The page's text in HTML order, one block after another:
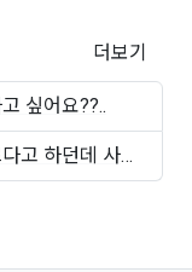
더보기
싶어요??..
고 하던데 사실